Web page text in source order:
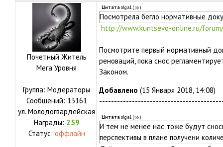
Почетный Житель
Мега Уровня
Группа: Модераторы
Сообщений: 13161
ул. Молодогвардейская
Награды: 259
Статус: оффлайн
Цитата olga1( )
Посмотрела бегло нормативные
http://www.kuntsevo-online.ru/
Посмотрите первый нормативный
реноваций, пока снос
Законом.
Добавлено (15 Января 2018, 14:08)
Цитата olga1( )
И тем не менее нас тоже будут
перспективы в плане получени